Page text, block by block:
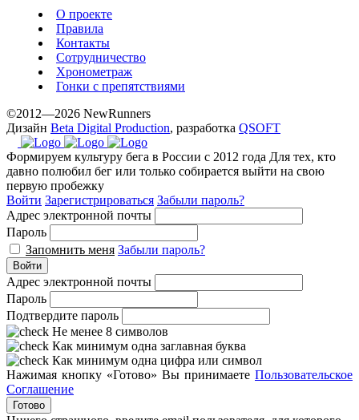
О проекте
Правила
Контакты
Сотрудничество
Хронометраж
Гонки с препятствиями
©2012—2026 NewRunners
Дизайн Beta Digital Production, разработка QSOFT
Формируем культуру бега в России с 2012 года Для тех, кто
давно полюбил бег или только собирается выйти на свою
первую пробежку
Войти Зарегистрироваться Забыли пароль?
Адрес электронной почты
Пароль
Запомнить меня Забыли пароль?
Войти
Адрес электронной почты
Пароль
Подтвердите пароль
Не менее 8 символов
Как минимум одна заглавная буква
Как минимум одна цифра или символ
Нажимая кнопку «Готово» Вы принимаете Пользовательское
Соглашение
Готово